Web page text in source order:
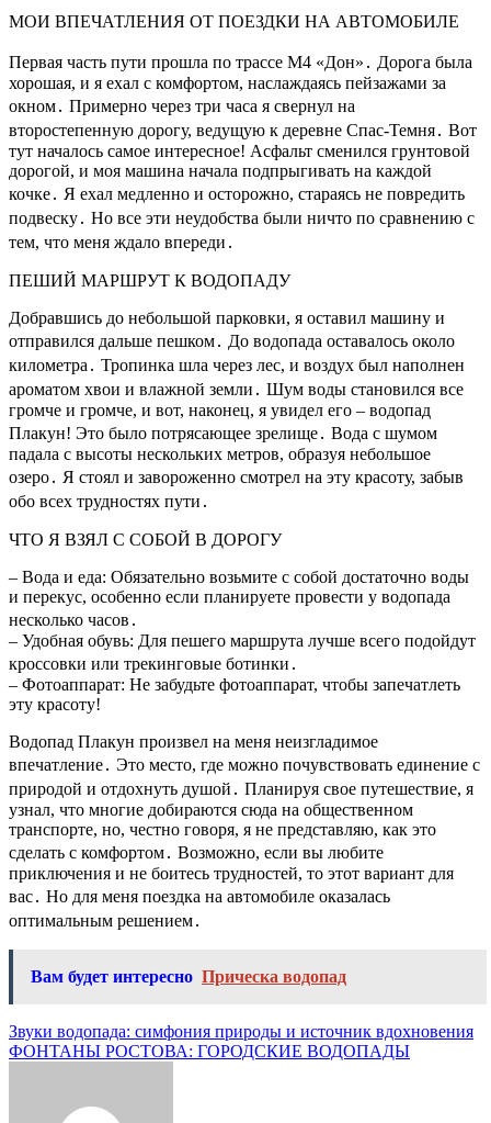
МОИ ВПЕЧАТЛЕНИЯ ОТ ПОЕЗДКИ НА АВТОМОБИЛЕ
Первая часть пути прошла по трассе М4 «Дон»․ Дорога была
хорошая, и я ехал с комфортом, наслаждаясь пейзажами за
окном․ Примерно через три часа я свернул на
второстепенную дорогу, ведущую к деревне Спас-Темня․ Вот
тут началось самое интересное! Асфальт сменился грунтовой
дорогой, и моя машина начала подпрыгивать на каждой
кочке․ Я ехал медленно и осторожно, стараясь не повредить
подвеску․ Но все эти неудобства были ничто по сравнению с
тем, что меня ждало впереди․
ПЕШИЙ МАРШРУТ К ВОДОПАДУ
Добравшись до небольшой парковки, я оставил машину и
отправился дальше пешком․ До водопада оставалось около
километра․ Тропинка шла через лес, и воздух был наполнен
ароматом хвои и влажной земли․ Шум воды становился все
громче и громче, и вот, наконец, я увидел его – водопад
Плакун! Это было потрясающее зрелище․ Вода с шумом
падала с высоты нескольких метров, образуя небольшое
озеро․ Я стоял и завороженно смотрел на эту красоту, забыв
обо всех трудностях пути․
ЧТО Я ВЗЯЛ С СОБОЙ В ДОРОГУ
– Вода и еда: Обязательно возьмите с собой достаточно воды
и перекус, особенно если планируете провести у водопада
несколько часов․
– Удобная обувь: Для пешего маршрута лучше всего подойдут
кроссовки или трекинговые ботинки․
– Фотоаппарат: Не забудьте фотоаппарат, чтобы запечатлеть
эту красоту!
Водопад Плакун произвел на меня неизгладимое
впечатление․ Это место, где можно почувствовать единение с
природой и отдохнуть душой․ Планируя свое путешествие, я
узнал, что многие добираются сюда на общественном
транспорте, но, честно говоря, я не представляю, как это
сделать с комфортом․ Возможно, если вы любите
приключения и не боитесь трудностей, то этот вариант для
вас․ Но для меня поездка на автомобиле оказалась
оптимальным решением․
Вам будет интересно Прическа водопад
Навигация
по
Звуки водопада: симфония природы и источник вдохновения
ФОНТАНЫ РОСТОВА: ГОРОДСКИЕ ВОДОПАДЫ